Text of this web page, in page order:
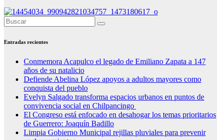
Entradas recientes
Conmemora Acapulco el legado de Emiliano Zapata a 147
años de su natalicio
Defiende Abelina López apoyos a adultos mayores como
conquista del pueblo
Evelyn Salgado transforma espacios urbanos en puntos de
convivencia social en Chilpancingo
El Congreso está enfocado en desahogar los temas prioritarios
de Guerrero: Joaquín Badillo
Limpia Gobierno Municipal rejillas pluviales para prevenir